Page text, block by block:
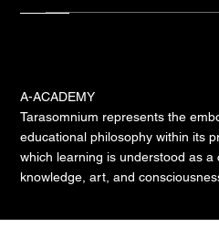
A-ACADEMY
Tarasomnium represents the
educational philosophy within its
which learning is understood as
knowledge, art, and